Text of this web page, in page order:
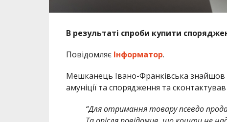
В результаті спроби купити
Повідомляє Інформатор.
Мешканець Івано-Франківська
амуніції та спорядження та
“Для отримання товару псевдо